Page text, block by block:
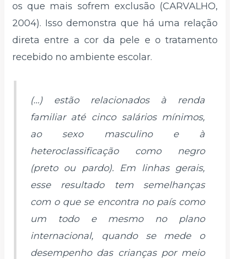
os que mais sofrem exclusão (CARVALHO,
2004). Isso demonstra que há uma relação
direta entre a cor da pele e o tratamento
recebido no ambiente escolar.
(...) estão relacionados à renda
familiar até cinco salários mínimos,
ao sexo masculino e à
heteroclassificação como negro
(preto ou pardo). Em linhas gerais,
esse resultado tem semelhanças
com o que se encontra no país como
um todo e mesmo no plano
internacional, quando se mede o
desempenho das crianças por meio